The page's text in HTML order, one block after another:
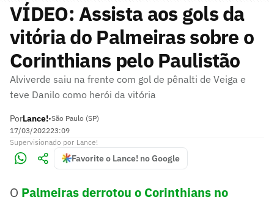
VÍDEO: Assista aos gols da
vitória do Palmeiras sobre o
Corinthians pelo Paulistão
Alviverde saiu na frente com gol de pênalti de Veiga e
teve Danilo como herói da vitória
PorLance!•São Paulo (SP)
17/03/202223:09
Supervisionado por Lance!
Favorite o Lance! no Google
O Palmeiras derrotou o Corinthians no